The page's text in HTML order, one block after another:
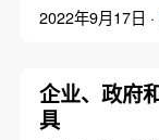
2022年9月17日 ·
企业、政府
具